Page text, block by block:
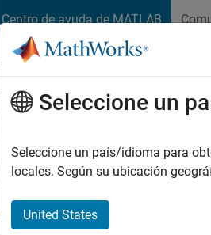
Centro de ayuda de MATLAB
Blockset
Driver Blocks
Read Block
Create
Pi®
Seleccione un
Seleccione un país/idioma para
locales. Según su ubicación
United States